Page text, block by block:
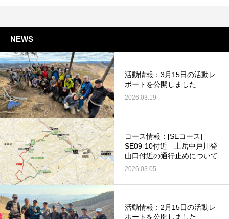
NEWS
活動情報：3月15日の活動レ
ポートを公開しました
2026.03.19
コース情報：[SEコース]
SE09-10付近 土岳中戸川登
山口付近の通行止めについて
2026.03.05
活動情報：2月15日の活動レ
ポートを公開しました